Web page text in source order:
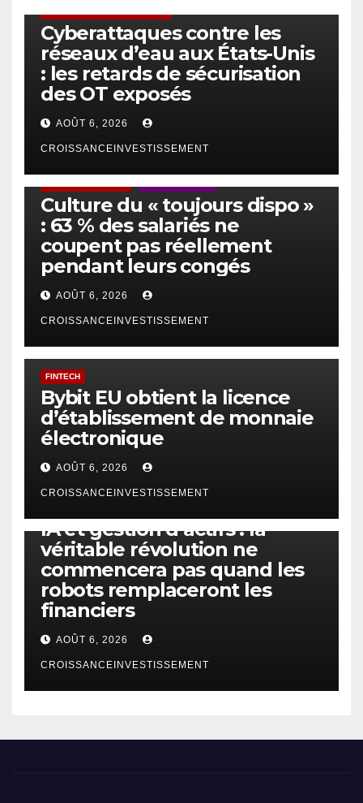
Cyberattaques contre les
réseaux d’eau aux États-Unis
: les retards de sécurisation
des OT exposés
AOÛT 6, 2026
CROISSANCEINVESTISSEMENT
Culture du « toujours dispo »
: 63 % des salariés ne
coupent pas réellement
pendant leurs congés
AOÛT 6, 2026
CROISSANCEINVESTISSEMENT
FINTECH
Bybit EU obtient la licence
d’établissement de monnaie
électronique
AOÛT 6, 2026
CROISSANCEINVESTISSEMENT
IA et gestion d’actifs : la
véritable révolution ne
commencera pas quand les
robots remplaceront les
financiers
AOÛT 6, 2026
CROISSANCEINVESTISSEMENT